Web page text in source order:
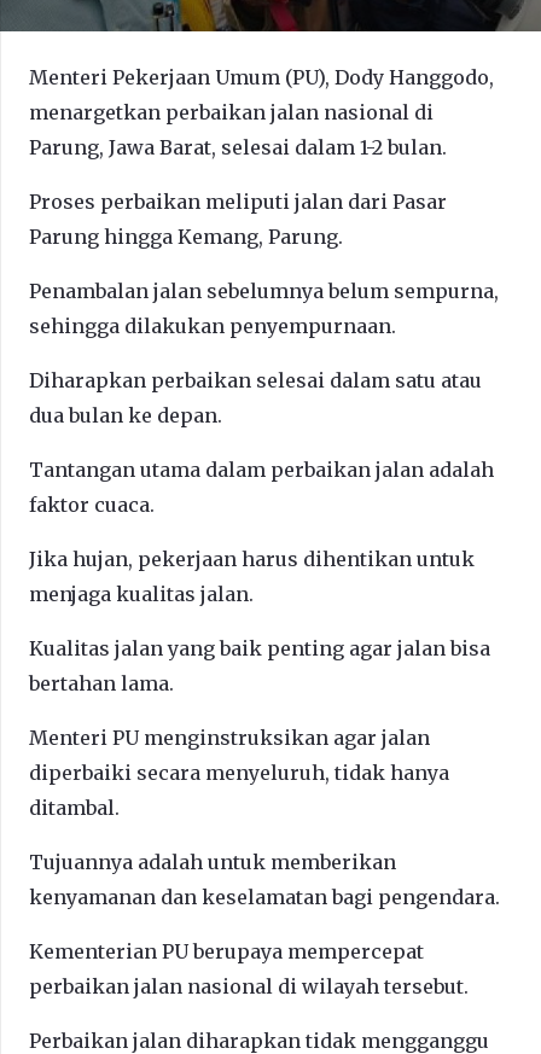
Menteri Pekerjaan Umum (PU), Dody Hanggodo,
menargetkan perbaikan jalan nasional di
Parung, Jawa Barat, selesai dalam 1-2 bulan.
Proses perbaikan meliputi jalan dari Pasar
Parung hingga Kemang, Parung.
Penambalan jalan sebelumnya belum sempurna,
sehingga dilakukan penyempurnaan.
Diharapkan perbaikan selesai dalam satu atau
dua bulan ke depan.
Tantangan utama dalam perbaikan jalan adalah
faktor cuaca.
Jika hujan, pekerjaan harus dihentikan untuk
menjaga kualitas jalan.
Kualitas jalan yang baik penting agar jalan bisa
bertahan lama.
Menteri PU menginstruksikan agar jalan
diperbaiki secara menyeluruh, tidak hanya
ditambal.
Tujuannya adalah untuk memberikan
kenyamanan dan keselamatan bagi pengendara.
Kementerian PU berupaya mempercepat
perbaikan jalan nasional di wilayah tersebut.
Perbaikan jalan diharapkan tidak mengganggu